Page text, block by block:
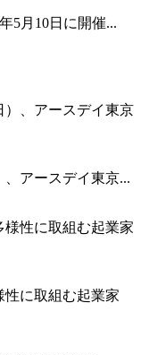
5月10日に開催...
、アースデイ東京...
に取組む起業家